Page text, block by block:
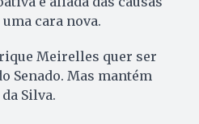
cara nova.
Meirelles quer ser
Senado. Mas mantém
Silva.